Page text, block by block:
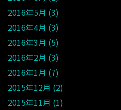
2016年5月 3
2016年4月 3
2016年3月 5
2016年2月 3
2016年1月 7
2015年12月 2
2015年11月 1